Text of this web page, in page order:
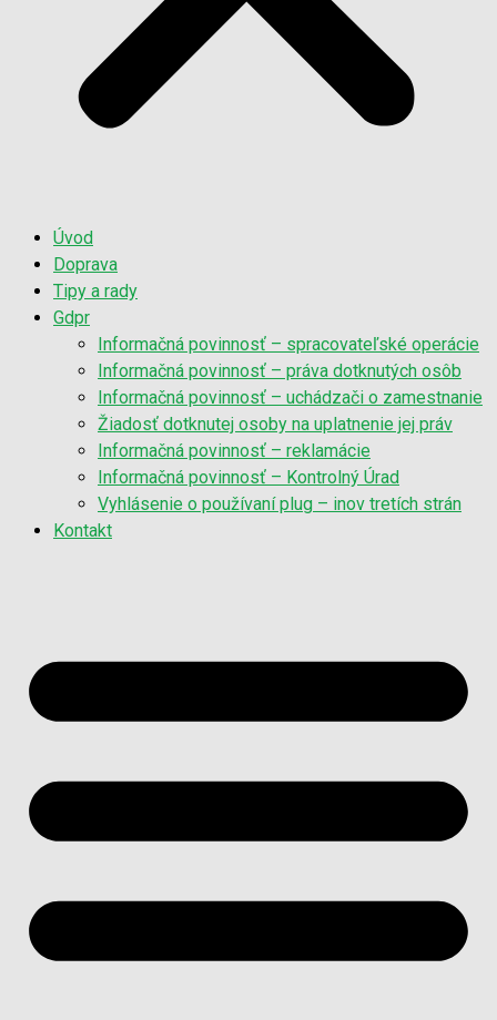
Úvod
Doprava
Tipy a rady
Gdpr
Informačná povinnosť – spracovateľské operácie
Informačná povinnosť – práva dotknutých osôb
Informačná povinnosť – uchádzači o zamestnanie
Žiadosť dotknutej osoby na uplatnenie jej práv
Informačná povinnosť – reklamácie
Informačná povinnosť – Kontrolný Úrad
Vyhlásenie o používaní plug – inov tretích strán
Kontakt